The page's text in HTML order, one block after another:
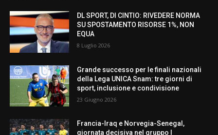
DL SPORT, DI CINTIO: RIVEDERE NORMA
SU SPOSTAMENTO RISORSE 1%, NON
EQUA
8 Luglio 2026
Grande successo per le finali nazionali
della Lega UNICA Snam: tre giorni di
sport, inclusione e condivisione
23 Giugno 2026
Francia-Iraq e Norvegia-Senegal,
giornata decisiva nel gruppo I